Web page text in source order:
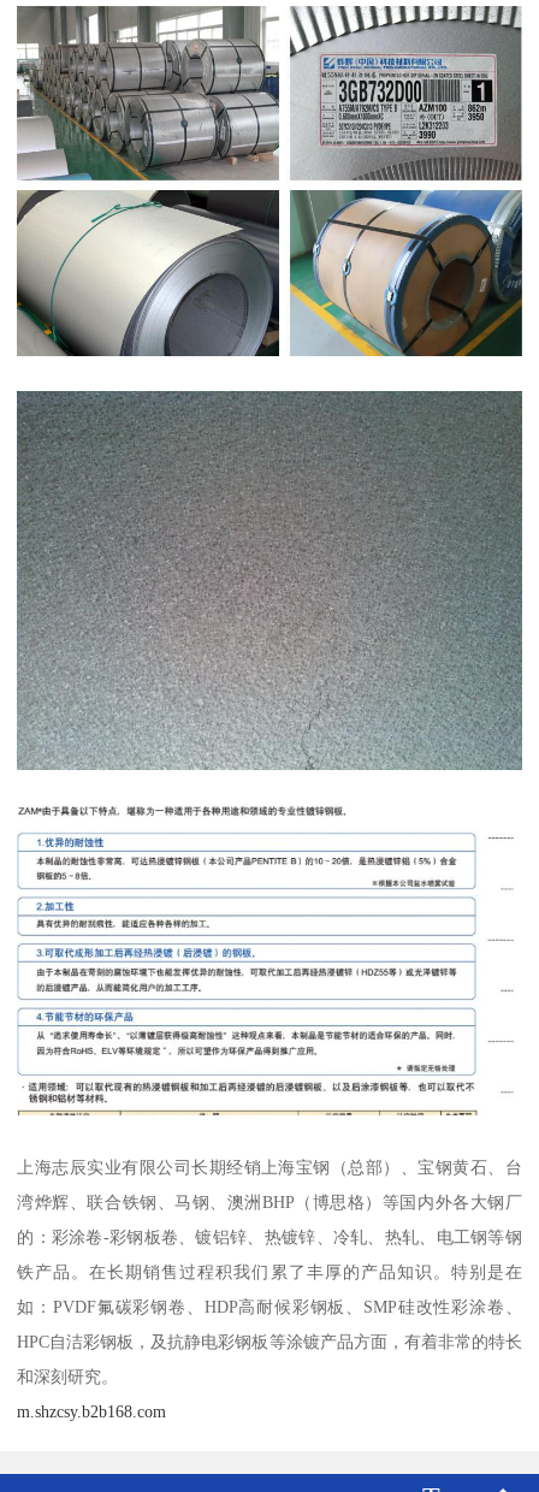
上海志辰实业有限公司长期经销上海宝钢（总部）、宝钢黄石、台
湾烨辉、联合铁钢、马钢、澳洲BHP（博思格）等国内外各大钢厂
的：彩涂卷-彩钢板卷、镀铝锌、热镀锌、冷轧、热轧、电工钢等钢
铁产品。在长期销售过程积我们累了丰厚的产品知识。特别是在
如：PVDF氟碳彩钢卷、HDP高耐候彩钢板、SMP硅改性彩涂卷、
HPC自洁彩钢板，及抗静电彩钢板等涂镀产品方面，有着非常的特长
和深刻研究。
m.shzcsy.b2b168.com